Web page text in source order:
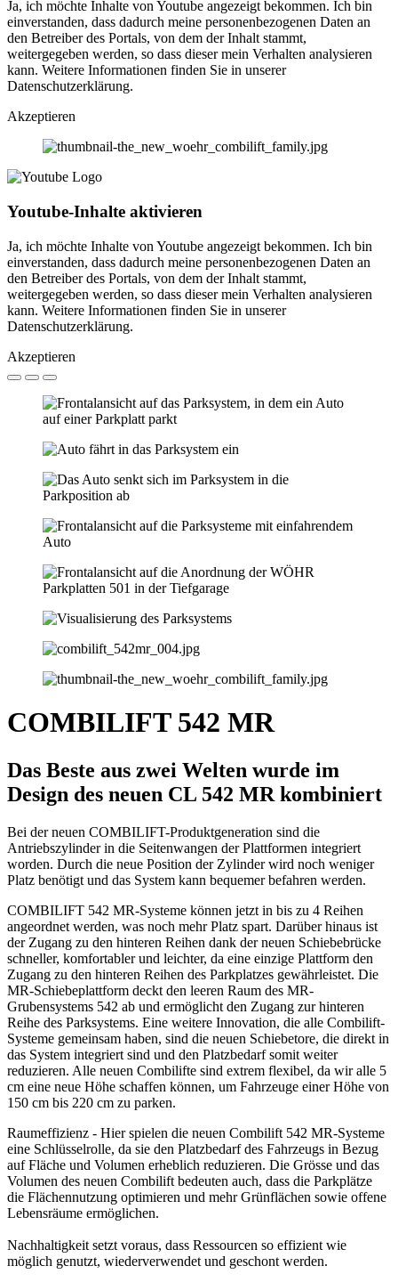
Ja, ich möchte Inhalte von Youtube angezeigt bekommen. Ich bin
einverstanden, dass dadurch meine personenbezogenen Daten an
den Betreiber des Portals, von dem der Inhalt stammt,
weitergegeben werden, so dass dieser mein Verhalten analysieren
kann. Weitere Informationen finden Sie in unserer
Datenschutzerklärung.
Akzeptieren
Youtube-Inhalte aktivieren
Ja, ich möchte Inhalte von Youtube angezeigt bekommen. Ich bin
einverstanden, dass dadurch meine personenbezogenen Daten an
den Betreiber des Portals, von dem der Inhalt stammt,
weitergegeben werden, so dass dieser mein Verhalten analysieren
kann. Weitere Informationen finden Sie in unserer
Datenschutzerklärung.
Akzeptieren
COMBILIFT 542 MR
Das Beste aus zwei Welten wurde im
Design des neuen CL 542 MR kombiniert
Bei der neuen COMBILIFT-Produktgeneration sind die
Antriebszylinder in die Seitenwangen der Plattformen integriert
worden. Durch die neue Position der Zylinder wird noch weniger
Platz benötigt und das System kann bequemer befahren werden.
COMBILIFT 542 MR-Systeme können jetzt in bis zu 4 Reihen
angeordnet werden, was noch mehr Platz spart. Darüber hinaus ist
der Zugang zu den hinteren Reihen dank der neuen Schiebebrücke
schneller, komfortabler und leichter, da eine einzige Plattform den
Zugang zu den hinteren Reihen des Parkplatzes gewährleistet. Die
MR-Schiebeplattform deckt den leeren Raum des MR-
Grubensystems 542 ab und ermöglicht den Zugang zur hinteren
Reihe des Parksystems. Eine weitere Innovation, die alle Combilift-
Systeme gemeinsam haben, sind die neuen Schiebetore, die direkt in
das System integriert sind und den Platzbedarf somit weiter
reduzieren. Alle neuen Combilifte sind extrem flexibel, da wir alle 5
cm eine neue Höhe schaffen können, um Fahrzeuge einer Höhe von
150 cm bis 220 cm zu parken.
Raumeffizienz - Hier spielen die neuen Combilift 542 MR-Systeme
eine Schlüsselrolle, da sie den Platzbedarf des Fahrzeugs in Bezug
auf Fläche und Volumen erheblich reduzieren. Die Grösse und das
Volumen des neuen Combilift bedeuten auch, dass die Parkplätze
die Flächennutzung optimieren und mehr Grünflächen sowie offene
Lebensräume ermöglichen.
Nachhaltigkeit setzt voraus, dass Ressourcen so effizient wie
möglich genutzt, wiederverwendet und geschont werden.